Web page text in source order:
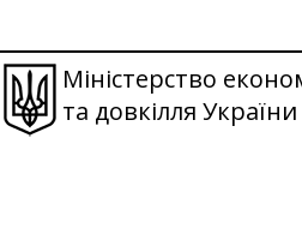
Міністерство
та довкілля України